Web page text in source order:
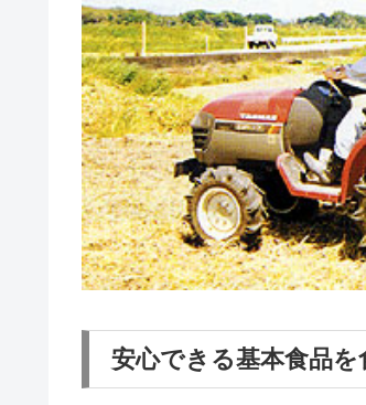
安心できる基本食品を